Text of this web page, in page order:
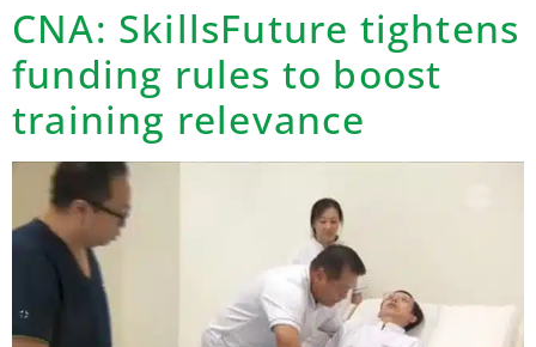
CNA: SkillsFuture tightens
funding rules to boost
training relevance